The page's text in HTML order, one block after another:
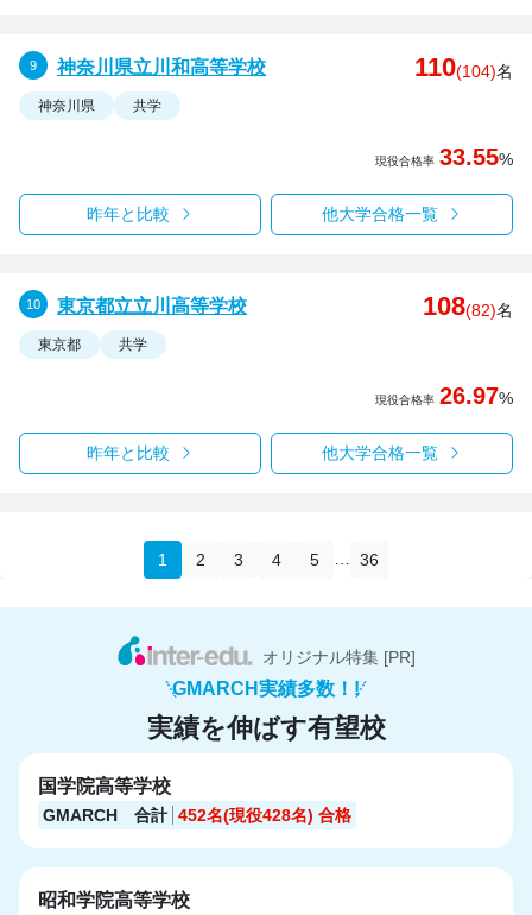
神奈川県立川和高等学校 110(104)名
神奈川県 共学
現役合格率 33.55%
昨年と比較 他大学合格一覧
東京都立立川高等学校 108(82)名
東京都 共学
現役合格率 26.97%
昨年と比較 他大学合格一覧
1 2 3 4 5 … 36
オリジナル特集 [PR]
GMARCH実績多数！!
実績を伸ばす有望校
国学院高等学校
GMARCH 合計 452名(現役428名) 合格
昭和学院高等学校